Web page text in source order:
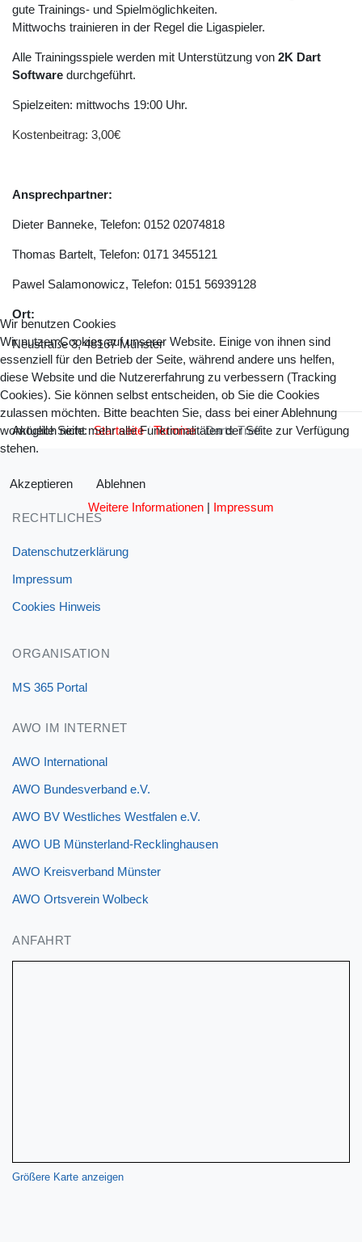
gute Trainings- und Spielmöglichkeiten.
Mittwochs trainieren in der Regel die Ligaspieler.
Alle Trainingsspiele werden mit Unterstützung von 2K Dart
Software durchgeführt.
Spielzeiten: mittwochs 19:00 Uhr.
Kostenbeitrag: 3,00€
Ansprechpartner:
Dieter Banneke, Telefon: 0152 02074818
Thomas Bartelt, Telefon: 0171 3455121
Pawel Salamonowicz, Telefon: 0151 56939128
Ort:
Neustraße 3, 48167 Münster
Aktuelle Seite:Startseite Termine Darts Treff
RECHTLICHES
Datenschutzerklärung
Impressum
Cookies Hinweis
ORGANISATION
MS 365 Portal
AWO IM INTERNET
AWO International
AWO Bundesverband e.V.
AWO BV Westliches Westfalen e.V.
AWO UB Münsterland-Recklinghausen
AWO Kreisverband Münster
AWO Ortsverein Wolbeck
ANFAHRT
Größere Karte anzeigen
Wir benutzen Cookies
Wir nutzen Cookies auf unserer Website. Einige von ihnen sind
essenziell für den Betrieb der Seite, während andere uns helfen,
diese Website und die Nutzererfahrung zu verbessern (Tracking
Cookies). Sie können selbst entscheiden, ob Sie die Cookies
zulassen möchten. Bitte beachten Sie, dass bei einer Ablehnung
womöglich nicht mehr alle Funktionalitäten der Seite zur Verfügung
stehen.
Akzeptieren
Ablehnen
Weitere Informationen | Impressum